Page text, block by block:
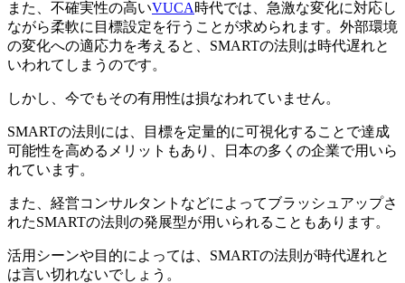
また、不確実性の高いVUCA時代では、急激な変化に対応し
ながら柔軟に目標設定を行うことが求められます。外部環境
の変化への適応力を考えると、SMARTの法則は時代遅れと
いわれてしまうのです。
しかし、今でもその有用性は損なわれていません。
SMARTの法則には、目標を定量的に可視化することで達成
可能性を高めるメリットもあり、日本の多くの企業で用いら
れています。
また、経営コンサルタントなどによってブラッシュアップさ
れたSMARTの法則の発展型が用いられることもあります。
活用シーンや目的によっては、SMARTの法則が時代遅れと
は言い切れないでしょう。